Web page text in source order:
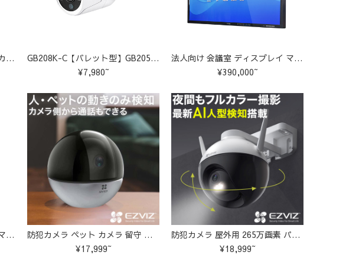
GB205K-C【首振り＆夜間フルカラー型】GB205/GB208増設通用1-10台選択する
GB208K-C【バレット型】GB205/GB208増設通用1-8台選択する
¥7,980~
法人向け 会議室 ディスプレイ マルチタッチ 大型テレビ
¥390,000~
法人向け 会議室 ディスプレイ マルチタッチ 大型テレビ
防犯カメラ ペット カメラ 留守 ワイヤレス wifi 無線 家庭用 監視カメラ
¥17,999~
防犯カメラ 屋外用 265万画素 パンチルト機能付き Wi-Fi対応 家庭用防水カメラ EZVIZ
¥18,999~